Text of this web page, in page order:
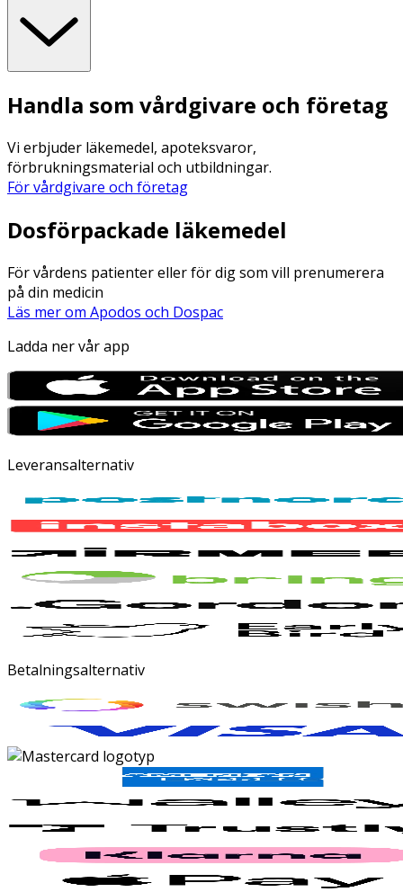
Handla som vårdgivare och företag
Vi erbjuder läkemedel, apoteksvaror,
förbrukningsmaterial och utbildningar.
För vårdgivare och företag
Dosförpackade läkemedel
För vårdens patienter eller för dig som vill prenumerera
på din medicin
Läs mer om Apodos och Dospac
Ladda ner vår app
Leveransalternativ
Betalningsalternativ